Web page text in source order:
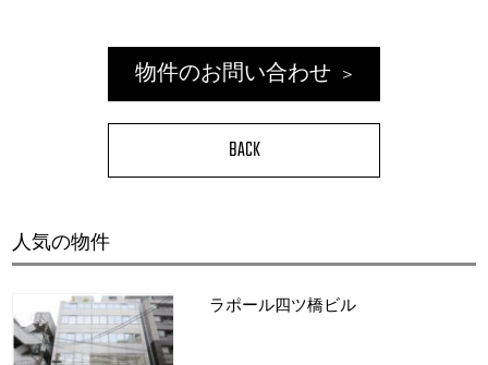
物件のお問い合わせ
BACK
人気の物件
ラポール四ツ橋ビル